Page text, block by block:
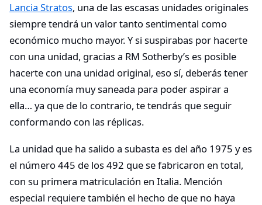
Lancia Stratos, una de las escasas unidades originales
siempre tendrá un valor tanto sentimental como
económico mucho mayor. Y si suspirabas por hacerte
con una unidad, gracias a RM Sotherby’s es posible
hacerte con una unidad original, eso sí, deberás tener
una economía muy saneada para poder aspirar a
ella… ya que de lo contrario, te tendrás que seguir
conformando con las réplicas.
La unidad que ha salido a subasta es del año 1975 y es
el número 445 de los 492 que se fabricaron en total,
con su primera matriculación en Italia. Mención
especial requiere también el hecho de que no haya